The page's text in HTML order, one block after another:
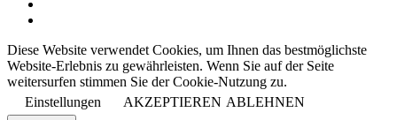
Diese Website verwendet Cookies, um Ihnen das bestmöglichste
Website-Erlebnis zu gewährleisten. Wenn Sie auf der Seite
weitersurfen stimmen Sie der Cookie-Nutzung zu.
Einstellungen
AKZEPTIEREN ABLEHNEN